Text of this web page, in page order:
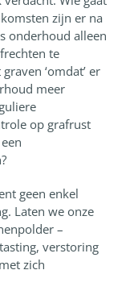
zijn er na
onderhoud alleen
te
‘omdat’ er
meer
op grafrust
geen enkel
Laten we onze
–
verstoring
zich